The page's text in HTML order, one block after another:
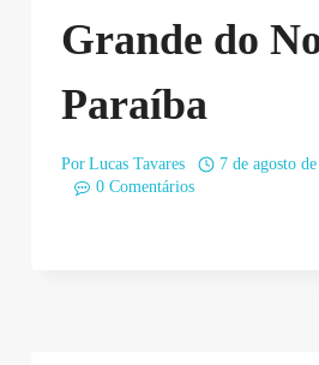
Grande do
Paraíba
Por Lucas Tavares
7 de agosto
0 Comentários